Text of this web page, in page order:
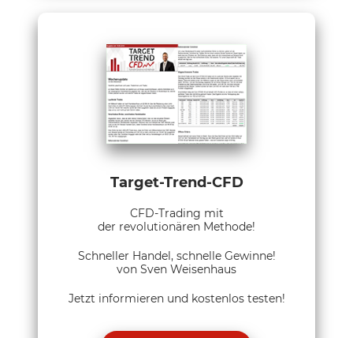
Target-Trend-CFD
CFD-Trading mit
der revolutionären Methode!
Schneller Handel, schnelle Gewinne!
von Sven Weisenhaus
Jetzt informieren und kostenlos testen!